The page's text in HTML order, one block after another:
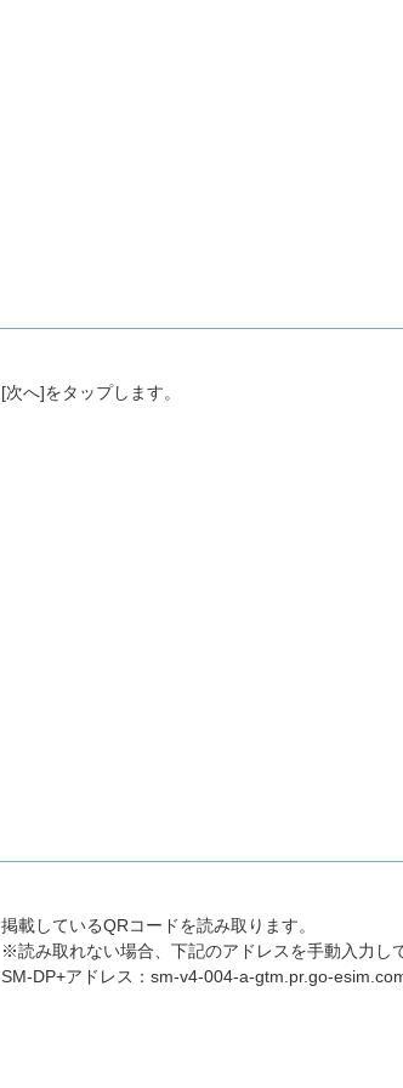
[次へ]をタップします。
掲載しているQRコードを読み取ります。
※読み取れない場合、下記のアドレスを手動入力し
SM-DP+アドレス：sm-v4-004-a-gtm.pr.go-